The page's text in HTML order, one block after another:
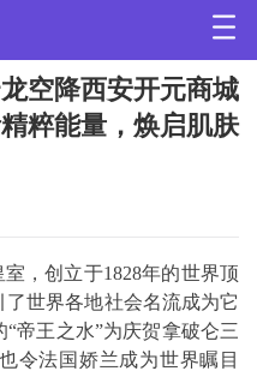
空降西安开元商城
粹能量，焕启肌肤
，创立于1828年的世界顶
世界各地社会名流成为它
帝王之水”为庆贺拿破仑三
令法国娇兰成为世界瞩目